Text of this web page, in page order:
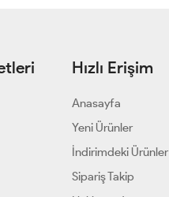
Hızlı Erişim
Anasayfa
Yeni Ürünler
İndirimdeki Ürünler
Sipariş Takip